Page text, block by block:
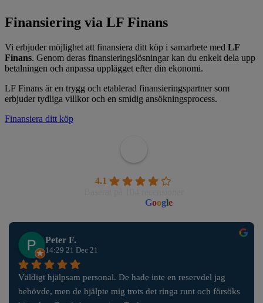
Finansiering via LF Finans
Vi erbjuder möjlighet att finansiera ditt köp i samarbete med LF
Finans. Genom deras finansieringslösningar kan du enkelt dela upp
betalningen och anpassa upplägget efter din ekonomi.
LF Finans är en trygg och etablerad finansieringspartner som
erbjuder tydliga villkor och en smidig ansökningsprocess.
Finansiera ditt köp
4.1
Google
Peter F.
14:29 21 Dec 21
Väldigt hjälpsam personal. De hade inte en reservdel jag
behövde, men de hjälpte mig trots det ringa runt och försöks